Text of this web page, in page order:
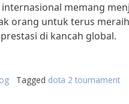
memang
orang untuk terus
di kancah global.
Tagged dota 2 tournament